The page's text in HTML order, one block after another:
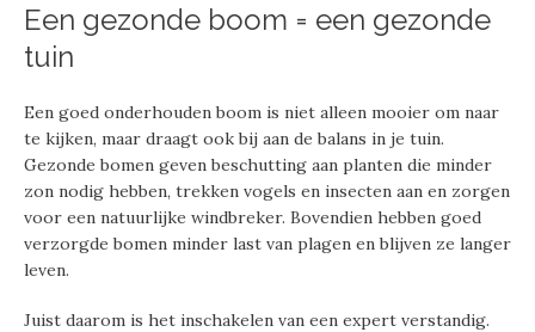
Een gezonde boom = een gezonde
tuin
Een goed onderhouden boom is niet alleen mooier om naar
te kijken, maar draagt ook bij aan de balans in je tuin.
Gezonde bomen geven beschutting aan planten die minder
zon nodig hebben, trekken vogels en insecten aan en zorgen
voor een natuurlijke windbreker. Bovendien hebben goed
verzorgde bomen minder last van plagen en blijven ze langer
leven.
Juist daarom is het inschakelen van een expert verstandig.